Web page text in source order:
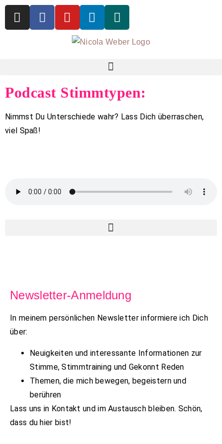
Podcast Stimmtypen:
Nimmst Du Unterschiede wahr? Lass Dich überraschen,
viel Spaß!
Newsletter-Anmeldung
In meinem persönlichen Newsletter informiere ich Dich
über:
Neuigkeiten und interessante Informationen zur
Stimme, Stimmtraining und Gekonnt Reden
Themen, die mich bewegen, begeistern und
berühren
Lass uns in Kontakt und im Austausch bleiben. Schön,
dass du hier bist!